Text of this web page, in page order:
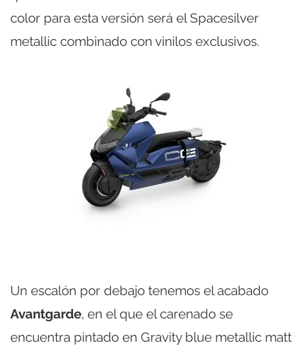
color para esta versión será el Spacesilver
metallic combinado con vinilos exclusivos.
Un escalón por debajo tenemos el acabado
Avantgarde, en el que el carenado se
encuentra pintado en Gravity blue metallic matt